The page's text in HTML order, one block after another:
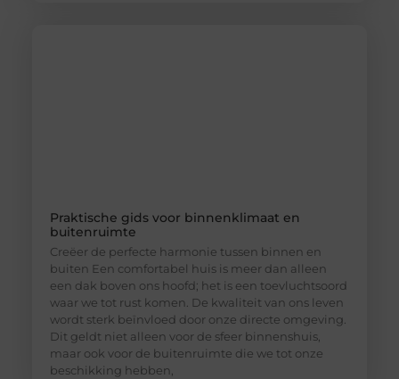
Praktische gids voor binnenklimaat en
buitenruimte
Creëer de perfecte harmonie tussen binnen en
buiten Een comfortabel huis is meer dan alleen
een dak boven ons hoofd; het is een toevluchtsoord
waar we tot rust komen. De kwaliteit van ons leven
wordt sterk beïnvloed door onze directe omgeving.
Dit geldt niet alleen voor de sfeer binnenshuis,
maar ook voor de buitenruimte die we tot onze
beschikking hebben,